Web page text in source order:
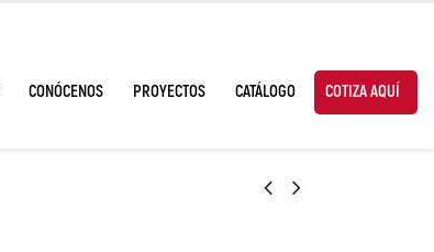
CONÓCENOS PROYECTOS CATÁLOGO COTIZA AQUÍ